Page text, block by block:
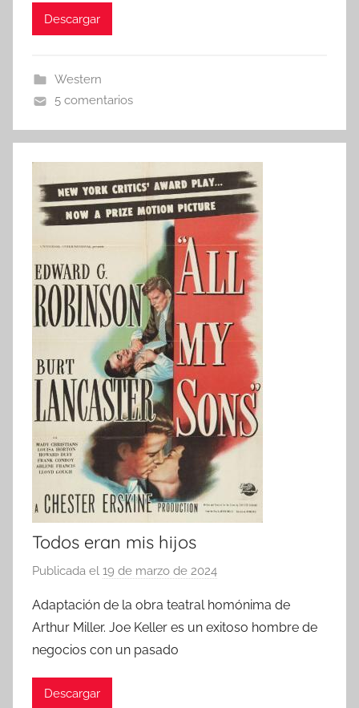
Descargar
Western
5 comentarios
Todos eran mis hijos
Publicada el 19 de marzo de 2024
r
Adaptación de la obra teatral homónima de
Arthur Miller. Joe Keller es un exitoso hombre de
negocios con un pasado
Descargar